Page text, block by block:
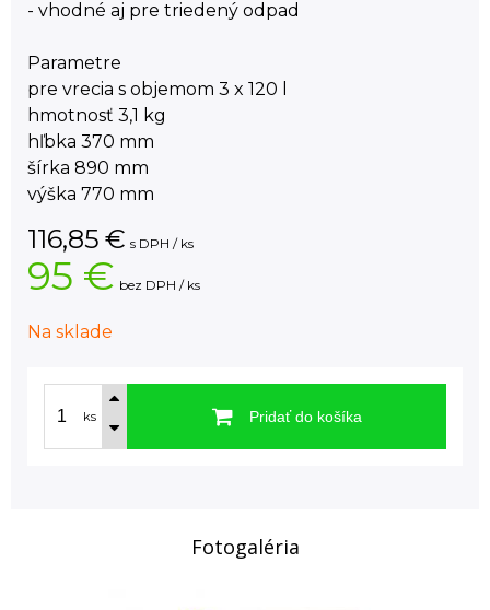
- vhodné aj pre triedený odpad
Parametre
pre vrecia s objemom 3 x 120 l
hmotnosť 3,1 kg
hľbka 370 mm
šírka 890 mm
výška 770 mm
116,85 € s DPH / ks
95 € bez DPH / ks
Na sklade
ks Pridať do košíka
Fotogaléria